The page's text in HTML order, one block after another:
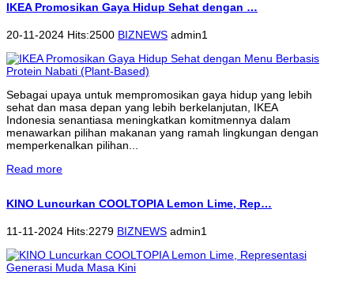
IKEA Promosikan Gaya Hidup Sehat dengan …
20-11-2024 Hits:2500 BIZNEWS admin1
Sebagai upaya untuk mempromosikan gaya hidup yang lebih
sehat dan masa depan yang lebih berkelanjutan, IKEA
Indonesia senantiasa meningkatkan komitmennya dalam
menawarkan pilihan makanan yang ramah lingkungan dengan
memperkenalkan pilihan...
Read more
KINO Luncurkan COOLTOPIA Lemon Lime, Rep…
11-11-2024 Hits:2279 BIZNEWS admin1